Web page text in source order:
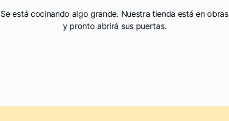
Se está cocinando algo grande. Nuestra tienda está en obras
y pronto abrirá sus puertas.